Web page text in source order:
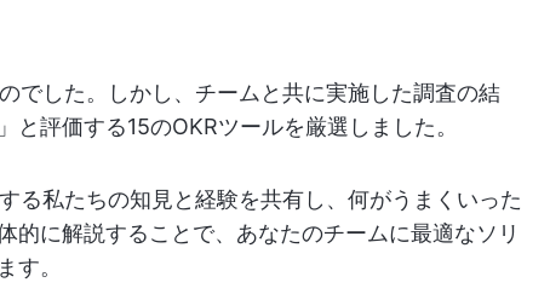
でした。しかし、チームと共に実施した調査の結
評価する15のOKRツールを厳選しました。
る私たちの知見と経験を共有し、何がうまくいった
的に解説することで、あなたのチームに最適なソリ
す。